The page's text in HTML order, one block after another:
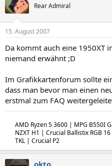
Rear Admiral
15. August 2007
Da kommt auch eine 1950XT
niemand erwähnt ;D
Im Grafikkartenforum sollte
dass man bevor man einen
erstmal zum FAQ
AMD Ryzen 5 3600 | MPG B550I
NZXT H1 | Crucial Ballistix RGB
TKL | Crucial P2
okto